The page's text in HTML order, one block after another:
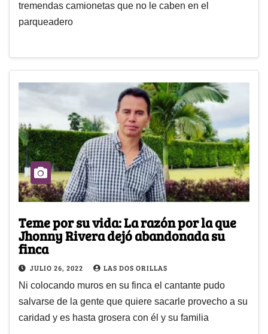
tremendas camionetas que no le caben en el
parqueadero
Teme por su vida: La razón por la que
Jhonny Rivera dejó abandonada su
finca
JULIO 26, 2022 LAS DOS ORILLAS
Ni colocando muros en su finca el cantante pudo
salvarse de la gente que quiere sacarle provecho a su
caridad y es hasta grosera con él y su familia